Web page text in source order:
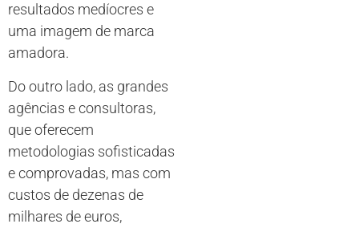
resultados medíocres e
uma imagem de marca
amadora.
Do outro lado, as grandes
agências e consultoras,
que oferecem
metodologias sofisticadas
e comprovadas, mas com
custos de dezenas de
milhares de euros,